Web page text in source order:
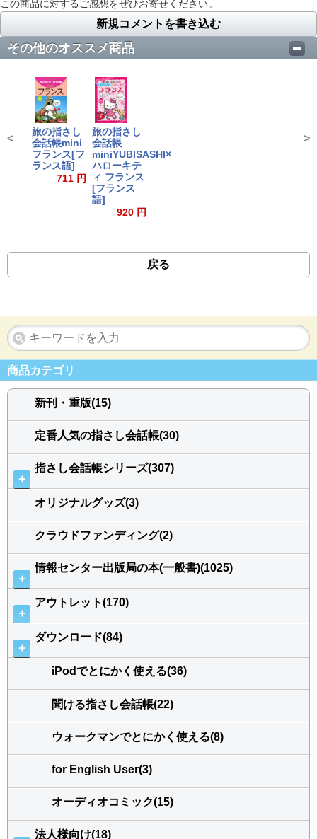
この商品に対するご感想をぜひお寄せください。
新規コメントを書き込む
その他のオススメ商品
旅の指さし
会話帳mini
フランス[フ
ランス語]
711 円
旅の指さし
会話帳
miniYUBISASHI×
ハローキテ
ィ フランス
[フランス
語]
920 円
< >
戻る
商品カテゴリ
新刊・重版(15)
定番人気の指さし会話帳(30)
＋
指さし会話帳シリーズ(307)
オリジナルグッズ(3)
クラウドファンディング(2)
＋
情報センター出版局の本(一般書)(1025)
＋
アウトレット(170)
＋
ダウンロード(84)
iPodでとにかく使える(36)
聞ける指さし会話帳(22)
ウォークマンでとにかく使える(8)
for English User(3)
オーディオコミック(15)
法人様向け(18)